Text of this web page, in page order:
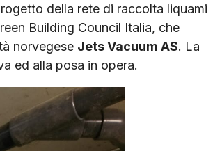
della rete di raccolta liquami
Building Council Italia, che
norvegese Jets Vacuum AS. La
ed alla posa in opera.